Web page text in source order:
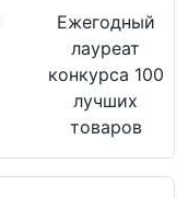
Ежегодный
лауреат
конкурса 100
лучших
товаров